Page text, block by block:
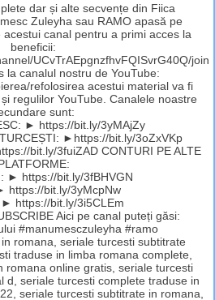
dar și alte secvențe din Fiica
Zuleyha sau RAMO apasă pe
acestui canal pentru a primi acces la
beneficii:
UCvTrAEpgnzfhvFQISvrG40Q/join
la canalul nostru de YouTube:
refolosirea acestui material va fi
regulilor YouTube. Canalele noastre
sunt:
► https://bit.ly/3yMAjZy
►https://bit.ly/3oZxVKp
bit.ly/3fuiZAD CONTURI PE ALTE
► https://bit.ly/3fBHVGN
https://bit.ly/3yMcpNw
https://bit.ly/3i5CLEm
Aici pe canal puteți găsi:
#manumesczuleyha #ramo
romana, seriale turcesti subtitrate
traduse in limba romana complete,
romana online gratis, seriale turcesti
d, seriale turcesti complete traduse in
seriale turcesti subtitrate in romana,